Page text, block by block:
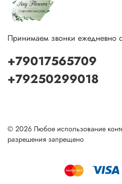
Принимаем звонки
+79017565709
+79250299018
© 2026 Любое использование
разрешения запрещено